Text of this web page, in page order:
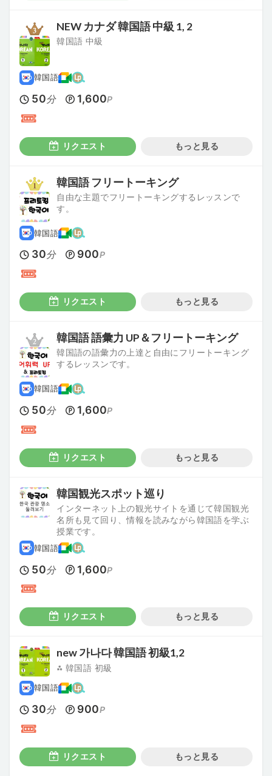
NEW カナダ 韓国語 中級 1, 2
韓国語 中級
韓国語
50分 1,600P
リクエスト もっと見る
韓国語 フリートーキング
自由な主題でフリートーキングするレッスンで
す。
韓国語
30分 900P
リクエスト もっと見る
韓国語 語彙力 UP＆フリートーキング
韓国語の語彙力の上達と自由にフリートーキング
するレッスンです。
韓国語
50分 1,600P
リクエスト もっと見る
韓国観光スポット巡り
インターネット上の観光サイトを通じて韓国観光
名所も見て回り、情報を読みながら韓国語を学ぶ
授業です。
韓国語
50分 1,600P
リクエスト もっと見る
new 가나다 韓国語 初級1,2
⁂ 韓国語 初級
韓国語
30分 900P
リクエスト もっと見る